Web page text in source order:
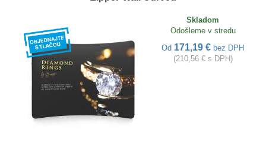
Skladom
Odošleme v stredu
Od 171,19 € bez DPH
(210,56 € s DPH)